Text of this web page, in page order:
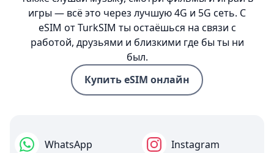
игры — всё это через лучшую 4G и 5G сеть. С
eSIM от TurkSIM ты остаёшься на связи с
работой, друзьями и близкими где бы ты ни
был.
Купить eSIM онлайн
WhatsApp Instagram